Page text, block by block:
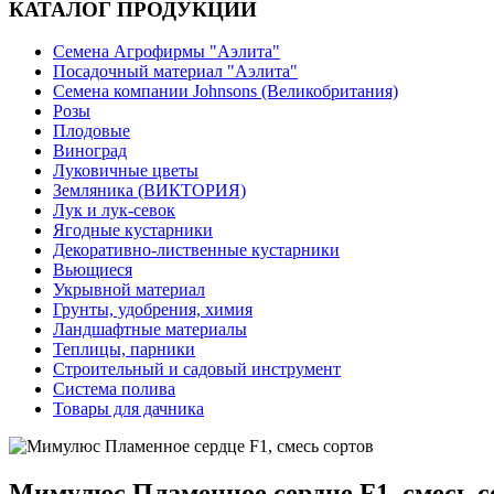
КАТАЛОГ ПРОДУКЦИИ
Семена Агрофирмы "Аэлита"
Посадочный материал "Аэлита"
Семена компании Johnsons (Великобритания)
Розы
Плодовые
Виноград
Луковичные цветы
Земляника (ВИКТОРИЯ)
Лук и лук-севок
Ягодные кустарники
Декоративно-лиственные кустарники
Вьющиеся
Укрывной материал
Грунты, удобрения, химия
Ландшафтные материалы
Теплицы, парники
Строительный и садовый инструмент
Система полива
Товары для дачника